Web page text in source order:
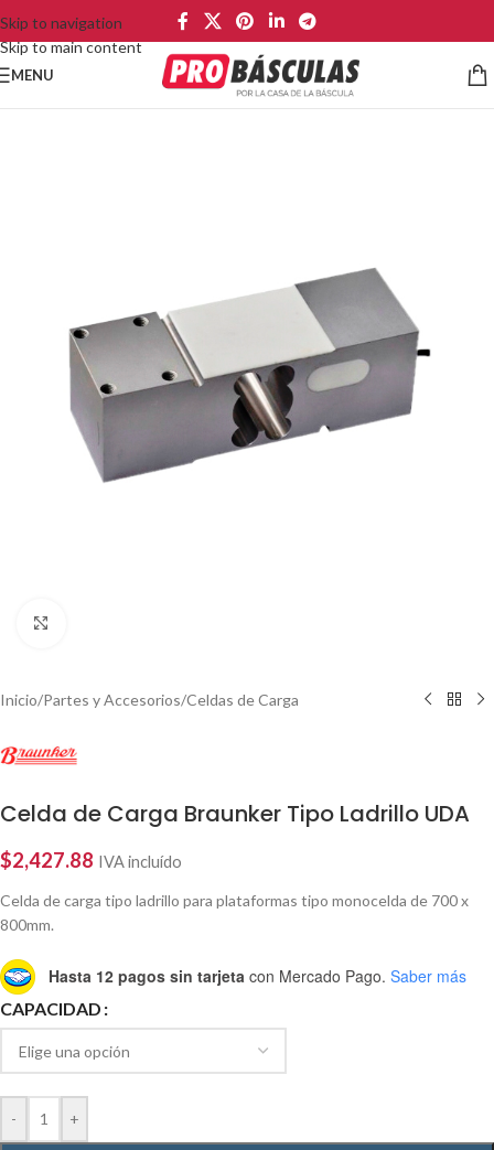
Skip to navigation
Skip to main content
MENU
Inicio/Partes y Accesorios/Celdas de Carga
Celda de Carga Braunker Tipo Ladrillo UDA
$2,427.88 IVA incluído
Celda de carga tipo ladrillo para plataformas tipo monocelda de 700 x
800mm.
Hasta 12 pagos sin tarjeta con Mercado Pago. Saber más
CAPACIDAD
- +